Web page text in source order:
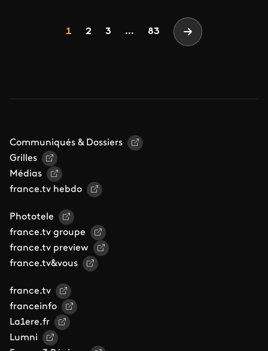
Page
1 Page
2 Page
3 ... 83 Page suivante
Communiqués & Dossiers
Grilles
Médias
france.tv hebdo
Phototele
france.tv groupe
france.tv preview
france.tv&vous
france.tv
franceinfo
La1ere.fr
Lumni